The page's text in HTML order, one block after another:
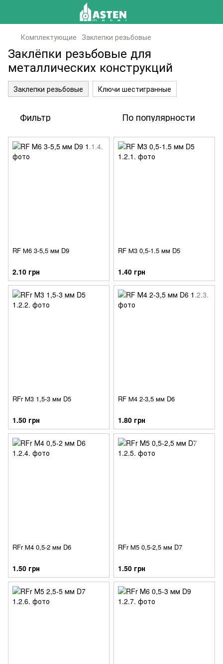
Комплектующие Заклепки резьбовые
Заклёпки резьбовые для
металлических конструкций
Заклепки резьбовые Ключи шестигранные
Фильтр По популярности
RF М6 3-5,5 мм D9
2.10 грн
RF М3 0,5-1.5 мм D5
1.40 грн
RFr М3 1,5-3 мм D5
1.50 грн
RF М4 2-3,5 мм D6
1.80 грн
RFr М4 0,5-2 мм D6
1.50 грн
RFr М5 0,5-2,5 мм D7
1.50 грн